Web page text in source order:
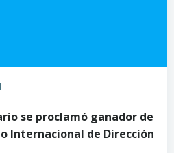
se proclamó ganador de
Internacional de Dirección